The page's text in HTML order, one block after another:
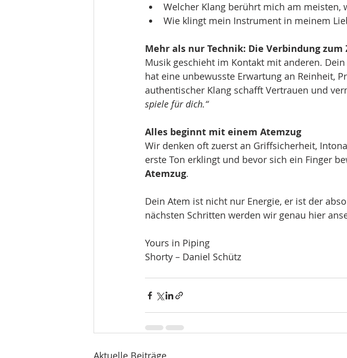
Welcher Klang berührt mich am meisten,
Wie klingt mein Instrument in meinem
Mehr als nur Technik: Die Verbindung zum
Musik geschieht im Kontakt mit anderen.
hat eine unbewusste Erwartung an Reinheit,
authentischer Klang schafft Vertrauen und
spiele für dich.“
Alles beginnt mit einem Atemzug
Wir denken oft zuerst an Griffsicherheit,
erste Ton erklingt und bevor sich ein Finger
Atemzug.
Dein Atem ist nicht nur Energie, er ist der
nächsten Schritten werden wir genau hier
Yours in Piping
Shorty – Daniel Schütz